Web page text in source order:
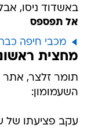
באשדוד ניסו,
אל תפספס
מכבי חיפה
מחצית
השעמומון:
עקב פציעתו של